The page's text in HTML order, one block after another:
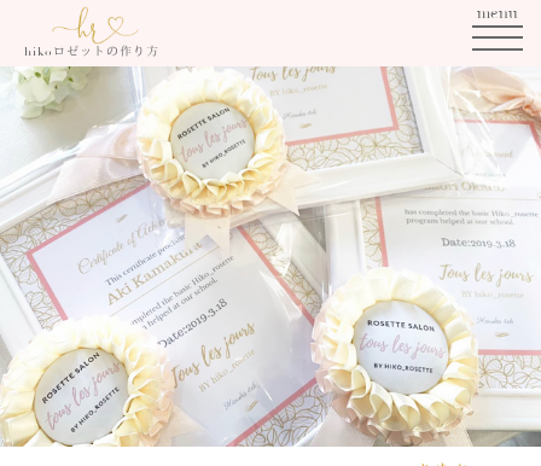
hiko ロゼットの作り方
menu